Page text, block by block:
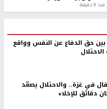
منذ 9 دقيقة
حق الدفاع عن النفس وواقع
في غزة.. والاحتلال يصعّد
دقائق للإخلاء